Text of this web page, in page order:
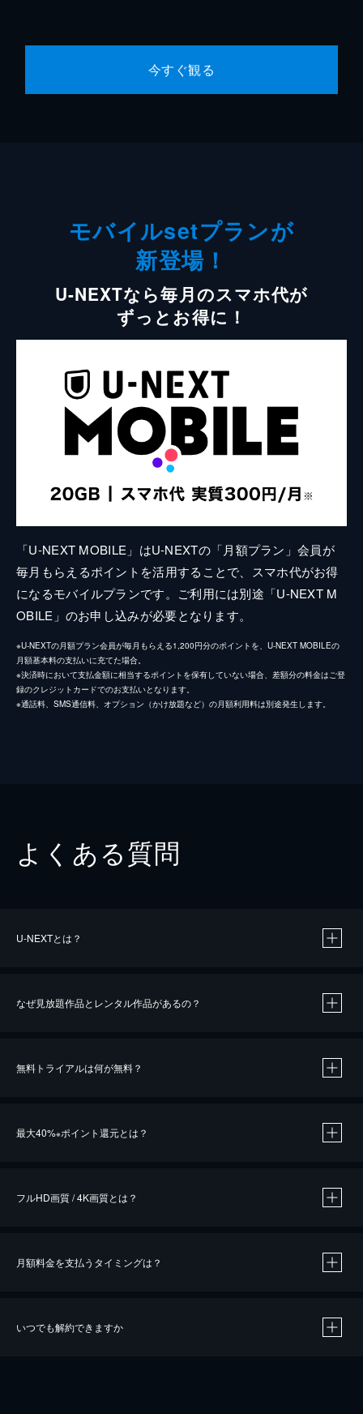
今すぐ観る
モバイルsetプランが
新登場！
U-NEXTなら毎月のスマホ代が
ずっとお得に！
「U-NEXT MOBILE」はU-NEXTの「月額プラン」会員が
毎月もらえるポイントを活用することで、スマホ代がお得
になるモバイルプランです。ご利用には別途「U-NEXT M
OBILE」のお申し込みが必要となります。
※U-NEXTの月額プラン会員が毎月もらえる1,200円分のポイントを、U-NEXT MOBILEの
月額基本料の支払いに充てた場合。
※決済時において支払金額に相当するポイントを保有していない場合、差額分の料金はご登
録のクレジットカードでのお支払いとなります。
※通話料、SMS通信料、オプション（かけ放題など）の月額利用料は別途発生します。
よくある質問
U-NEXTとは？
なぜ見放題作品とレンタル作品があるの？
無料トライアルは何が無料？
最大40%※ポイント還元とは？
※40％ポイント還元の対象は、クレジットカード決済による作品の購入 / レンタルです。
iOSアプリのUコイン決済による作品の購入 / レンタルは、20％のポイント還元です。
フルHD画質 / 4K画質とは？
月額料金を支払うタイミングは？
いつでも解約できますか